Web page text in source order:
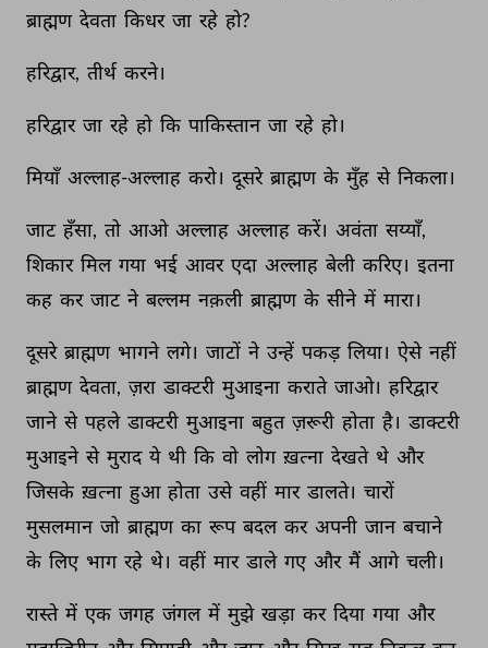
ब्राह्मण देवता किधर जा रहे हो?
हरिद्वार, तीर्थ करने।
हरिद्वार जा रहे हो कि पाकिस्तान जा रहे हो।
मियाँ अल्लाह-अल्लाह करो। दूसरे ब्राह्मण के मुँह से निकला।
जाट हँसा, तो आओ अल्लाह अल्लाह करें। अवंता सय्याँ,
शिकार मिल गया भई आवर एदा अल्लाह बेली करिए। इतना
कह कर जाट ने बल्लम नक़ली ब्राह्मण के सीने में मारा।
दूसरे ब्राह्मण भागने लगे। जाटों ने उन्हें पकड़ लिया। ऐसे नहीं
ब्राह्मण देवता, ज़रा डाक्टरी मुआइना कराते जाओ। हरिद्वार
जाने से पहले डाक्टरी मुआइना बहुत ज़रूरी होता है। डाक्टरी
मुआइने से मुराद ये थी कि वो लोग ख़त्ना देखते थे और
जिसके ख़त्ना हुआ होता उसे वहीं मार डालते। चारों
मुसलमान जो ब्राह्मण का रूप बदल कर अपनी जान बचाने
के लिए भाग रहे थे। वहीं मार डाले गए और मैं आगे चली।
रास्ते में एक जगह जंगल में मुझे खड़ा कर दिया गया और